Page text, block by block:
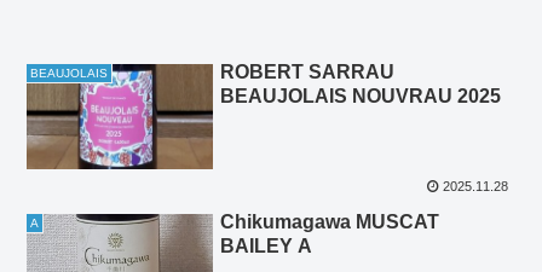
BEAUJOLAIS
ROBERT SARRAU
BEAUJOLAIS NOUVRAU 2025
2025.11.28
A
Chikumagawa MUSCAT
BAILEY A